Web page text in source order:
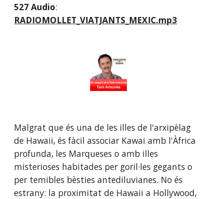
527 Audio
RADIOMOLLET_VIATJANTS_MEXIC.mp3
Malgrat que és una de les illes de l'arxipèlag
de Hawaii, és fàcil associar Kawai amb l'Àfrica
profunda, les Marqueses o amb illes
misterioses habitades per goril·les gegants o
per temibles bèsties antediluvianes. No és
estrany: la proximitat de Hawaii a Hollywood,